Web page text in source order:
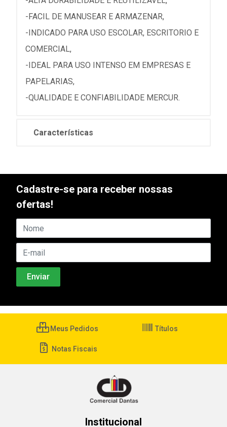
-FACIL DE MANUSEAR E ARMAZENAR,
-INDICADO PARA USO ESCOLAR, ESCRITORIO E
COMERCIAL,
-IDEAL PARA USO INTENSO EM EMPRESAS E
PAPELARIAS,
-QUALIDADE E CONFIABILIDADE MERCUR.
Características
Cadastre-se para receber nossas
ofertas!
Meus Pedidos Títulos
Notas Fiscais
Institucional